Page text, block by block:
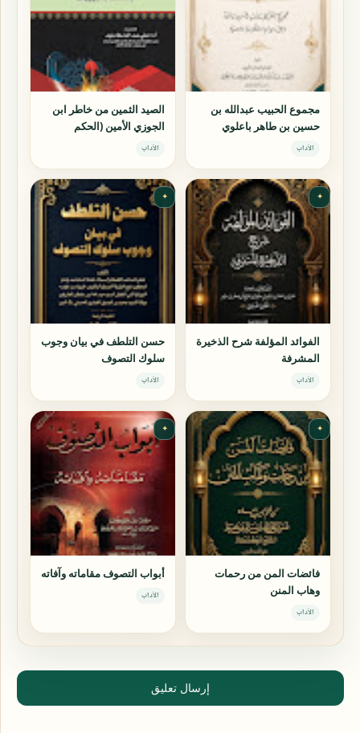
مجموع الحبيب عبدالله بن
حسين بن طاهر باعلوي
الآداب
الصيد الثمين من خاطر ابن
الجوزي الأمين (الحكم
الجوزية)
الآداب
✦
الفوائد المؤلفة شرح الذخيرة
المشرفة
الآداب
✦
حسن التلطف في بيان وجوب
سلوك التصوف
الآداب
✦
فائضات المن من رحمات
وهاب المنن
الآداب
✦
أبواب التصوف مقاماته وآفاته
الآداب
إرسال تعليق